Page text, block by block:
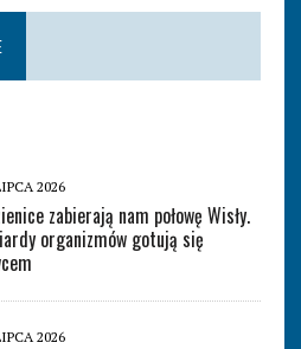
2026
zabierają nam połowę Wisły.
organizmów gotują się
2026